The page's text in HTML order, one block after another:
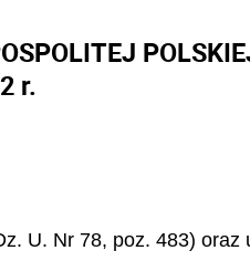
r.
U. Nr 78, poz. 483)